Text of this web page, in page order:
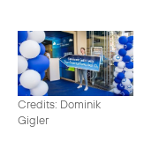
Credits: Dominik
Gigler